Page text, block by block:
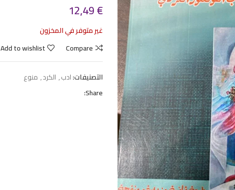
12,49€
غير متوفر في المخزون
Compare
Add to wishlist
التصنيفات:ادب, الكرد, منوع
Share: